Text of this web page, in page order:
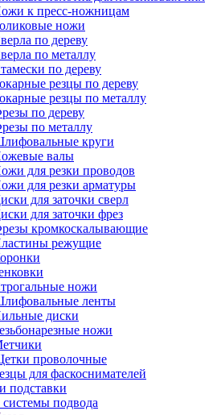
к пресс-ножницам
ножи
по дереву
по металлу
по дереву
резцы по дереву
резцы по металлу
по дереву
по металлу
круги
валы
для резки проводов
для резки арматуры
для заточки сверл
для заточки фрез
кромкоскалывающие
режущие
ножи
ленты
диски
ножи
проволочные
для фаскоснимателей
подставки
подвода